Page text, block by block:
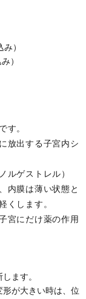
）
）
す。
放出する子宮内シ
ルゲストレル）
内膜は薄い状態と
くします。
宮にだけ薬の作用
ます。
が大きい時は、位